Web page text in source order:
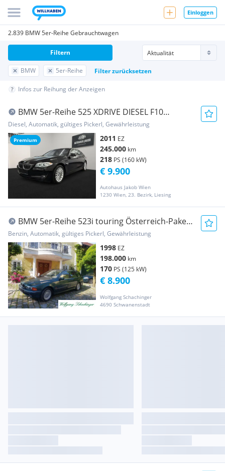
Einloggen
2.839 BMW 5er-Reihe Gebrauchtwagen
BMW 5er-Reihe Filter zurücksetzen
Filtern
Infos zur Reihung der Anzeigen
Premium
BMW 5er-Reihe 525 XDRIVE DIESEL F10
****AUTOMATIK-TEMPOMAT-KA...
Diesel, Automatik, gültiges Pickerl, Gewährleistung
2011 EZ
245.000 km
218 PS (160 kW)
Autohaus Jakob Wien
1230 Wien, 23. Bezirk, Liesing
€ 9.900
BMW 5er-Reihe 523i touring Österreich-Paket
Aut.
Benzin, Automatik, gültiges Pickerl, Gewährleistung
1998 EZ
198.000 km
170 PS (125 kW)
Wolfgang Schachinger
4690 Schwanenstadt
€ 8.900